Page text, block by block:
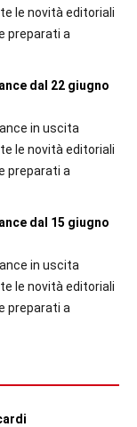
le novità editoriali
preparati a
dal 22 giugno
in uscita
le novità editoriali
preparati a
dal 15 giugno
in uscita
le novità editoriali
preparati a